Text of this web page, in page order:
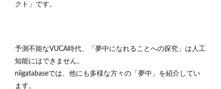
クト」です。
予測不能なVUCA時代、「夢中になれることへの探究」は人工
知能にはできません。
niigatabaseでは、他にも多様な方々の「夢中」を紹介してい
ます。